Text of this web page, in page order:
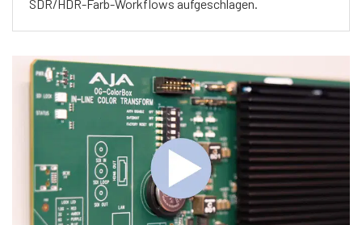
SDR/HDR-Farb-Workflows aufgeschlagen.